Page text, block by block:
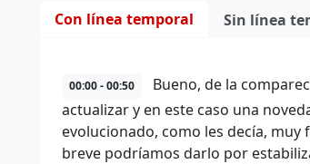
Con línea temporal Sin línea
00:00 - 00:50
Bueno, de la
actualizar y en este caso una
evolucionado, como les decía,
breve podríamos darlo por